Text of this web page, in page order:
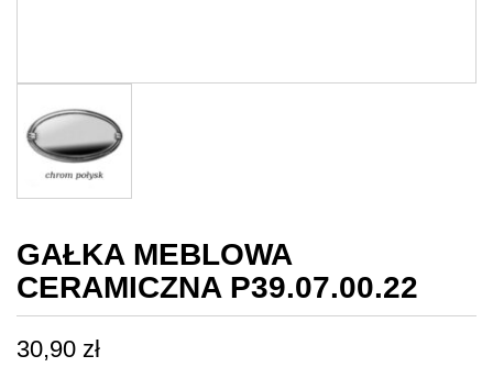
GAŁKA MEBLOWA
CERAMICZNA P39.07.00.22
30,90 zł